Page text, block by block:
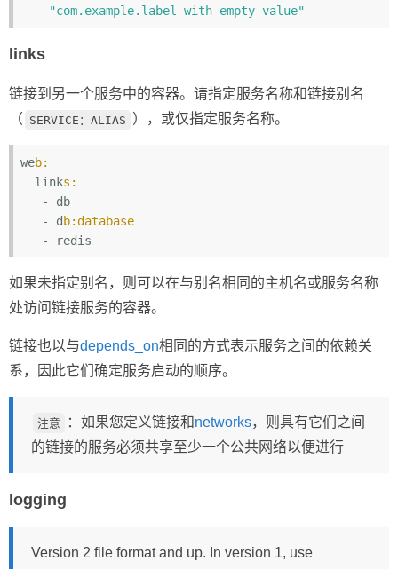
  -
"com.example.label-with-empty-value"
links
链接到另一个服务中的容器。请指定服务名称和链接别名
（ SERVICE：ALIAS ），或仅指定服务名称。
web:
  link
s:
   - d
b:database
如果未指定别名，则可以在与别名相同的主机名或服务名称
处访问链接服务的容器。
链接也以与depends_on相同的方式表示服务之间的依赖关
系，因此它们确定服务启动的顺序。
注意 ：如果您定义链接和networks，则具有它们之间
的链接的服务必须共享至少一个公共网络以便进行
logging
Version 2 file format and up. In version 1, use